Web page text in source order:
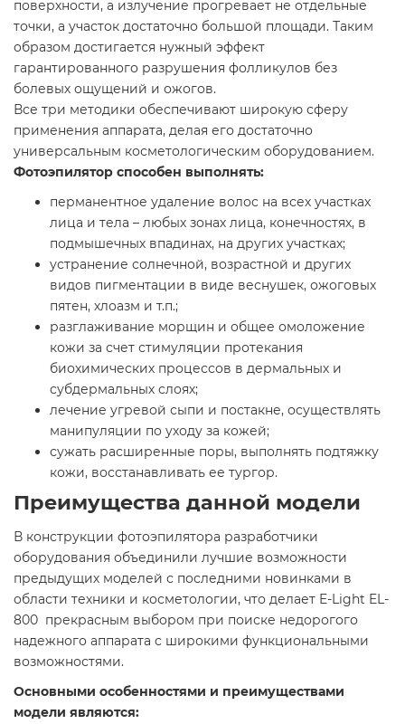
поверхности, а излучение прогревает не отдельные
точки, а участок достаточно большой площади. Таким
образом достигается нужный эффект
гарантированного разрушения фолликулов без
болевых ощущений и ожогов.
Все три методики обеспечивают широкую сферу
применения аппарата, делая его достаточно
универсальным косметологическим оборудованием.
Фотоэпилятор способен выполнять:
перманентное удаление волос на всех участках
лица и тела – любых зонах лица, конечностях, в
подмышечных впадинах, на других участках;
устранение солнечной, возрастной и других
видов пигментации в виде веснушек, ожоговых
пятен, хлоазм и т.п.;
разглаживание морщин и общее омоложение
кожи за счет стимуляции протекания
биохимических процессов в дермальных и
субдермальных слоях;
лечение угревой сыпи и постакне, осуществлять
манипуляции по уходу за кожей;
сужать расширенные поры, выполнять подтяжку
кожи, восстанавливать ее тургор.
Преимущества данной модели
В конструкции фотоэпилятора разработчики
оборудования объединили лучшие возможности
предыдущих моделей с последними новинками в
области техники и косметологии, что делает E-Light EL-
800 прекрасным выбором при поиске недорогого
надежного аппарата с широкими функциональными
возможностями.
Основными особенностями и преимуществами
модели являются: